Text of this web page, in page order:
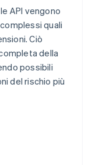
API vengono
quali
Ciò
della
possibili
del rischio più